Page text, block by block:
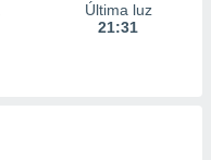
Última luz
21:31